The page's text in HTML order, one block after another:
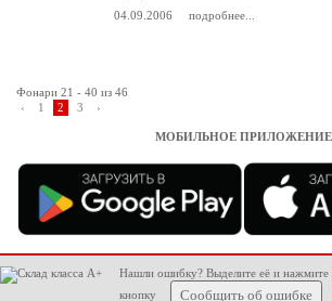
04.09.2006
подробнее...
Фонари 21 - 40 из 46
‹
1 2 3 ›
МОБИЛЬНОЕ ПРИЛОЖЕНИЕ
Нашли ошибку? Выделите её и нажмите
кнопку
Сообщить об ошибке